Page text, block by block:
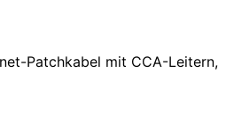
Patchkabel mit CCA-Leitern,